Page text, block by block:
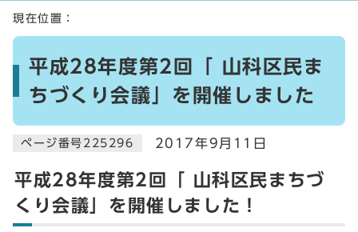
ここから本文です
現在位置：
平成28年度第2回「 山科区民ま
ちづくり会議」を開催しました
ページ番号225296 2017年9月11日
平成28年度第2回「 山科区民まちづ
くり会議」を開催しました！